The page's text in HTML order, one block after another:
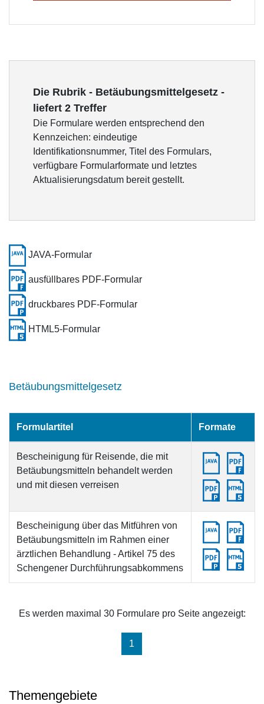
Die Rubrik - Betäubungsmittelgesetz -
liefert 2 Treffer
Die Formulare werden entsprechend den
Kennzeichen: eindeutige
Identifikationsnummer, Titel des Formulars,
verfügbare Formularformate und letztes
Aktualisierungsdatum bereit gestellt.
JAVA-Formular
ausfüllbares PDF-Formular
druckbares PDF-Formular
HTML5-Formular
Betäubungsmittelgesetz
Formulartitel Formate
Bescheinigung für Reisende, die mit
Betäubungsmitteln behandelt werden
und mit diesen verreisen
Bescheinigung über das Mitführen von
Betäubungsmitteln im Rahmen einer
ärztlichen Behandlung - Artikel 75 des
Schengener Durchführungsabkommens
Es werden maximal 30 Formulare pro Seite angezeigt:
1
Themengebiete